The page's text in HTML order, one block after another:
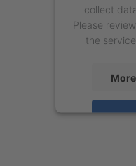
collect
Please
the